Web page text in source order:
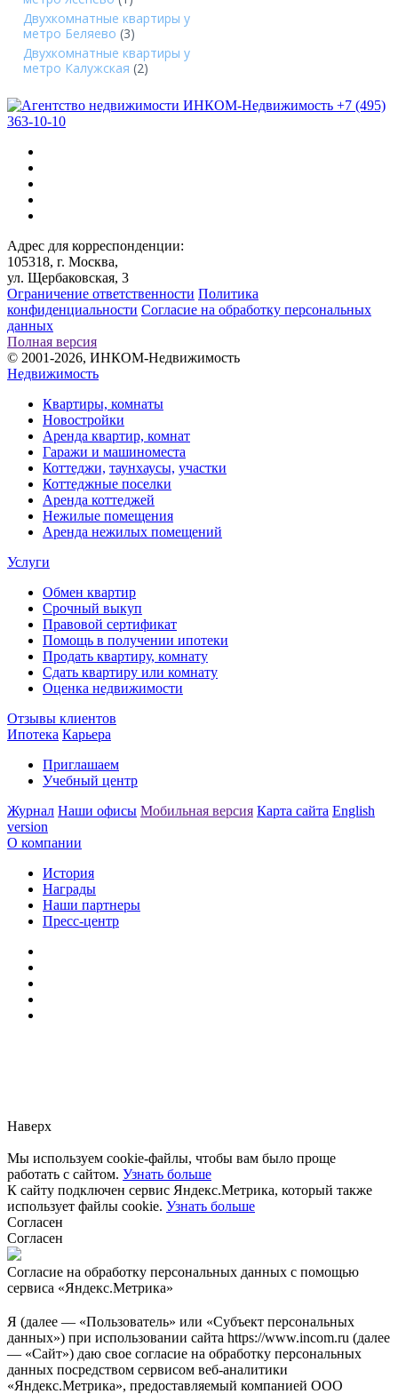
Двухкомнатные квартиры у
метро Беляево (3)
Двухкомнатные квартиры у
метро Калужская (2)
+7 (495)
363-10-10
Адрес для корреспонденции:
105318, г. Москва,
ул. Щербаковская, 3
Ограничение ответственности Политика
конфиденциальности Согласие на обработку персональных
данных
Полная версия
© 2001-2026, ИНКОМ-Недвижимость
Недвижимость
Квартиры, комнаты
Новостройки
Аренда квартир, комнат
Гаражи и машиноместа
Коттеджи, таунхаусы, участки
Коттеджные поселки
Аренда коттеджей
Нежилые помещения
Аренда нежилых помещений
Услуги
Обмен квартир
Срочный выкуп
Правовой сертификат
Помощь в получении ипотеки
Продать квартиру, комнату
Сдать квартиру или комнату
Оценка недвижимости
Отзывы клиентов
Ипотека Карьера
Приглашаем
Учебный центр
Журнал Наши офисы Мобильная версия Карта сайта English
version
О компании
История
Награды
Наши партнеры
Пресс-центр
Наверх
Мы используем cookie-файлы, чтобы вам было проще
работать с сайтом. Узнать больше
К сайту подключен сервис Яндекс.Метрика, который также
использует файлы cookie. Узнать больше
Согласен
Согласен
Согласие на обработку персональных данных с помощью
сервиса «Яндекс.Метрика»
Я (далее — «Пользователь» или «Субъект персональных
данных») при использовании сайта https://www.incom.ru (далее
— «Сайт») даю свое согласие на обработку персональных
данных посредством сервисом веб-аналитики
«Яндекс.Метрика», предоставляемый компанией ООО